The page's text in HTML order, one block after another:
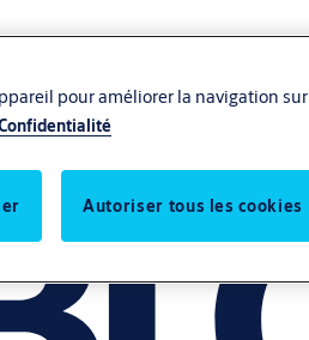
pour améliorer la navigation sur
Autoriser tous les cookies